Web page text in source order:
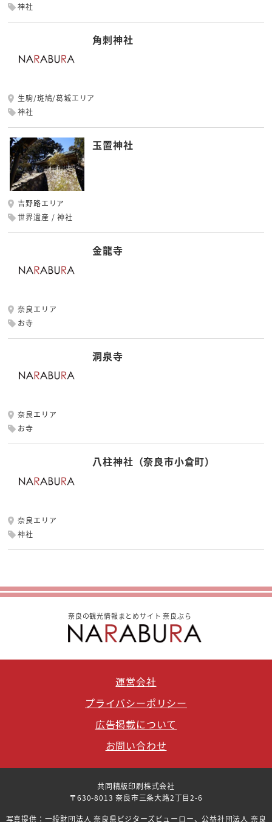
神社
角刺神社
生駒/斑鳩/葛城エリア
神社
玉置神社
吉野路エリア
世界遺産
神社
金龍寺
奈良エリア
お寺
洞泉寺
奈良エリア
お寺
八柱神社（奈良市小倉町）
奈良エリア
神社
奈良の観光情報まとめサイト 奈良ぶら
運営会社
プライバシーポリシー
広告掲載について
お問い合わせ
共同精版印刷株式会社
〒630-8013 奈良市三条大路2丁目2-6
写真提供：一般財団法人 奈良県ビジターズビューロー、公益社団法人 奈良